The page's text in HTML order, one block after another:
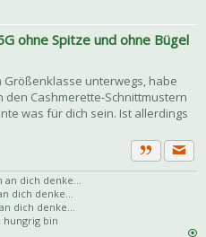
ohne Spitze und ohne Bügel
unterwegs, habe
den Cashmerette-Schnittmustern
was für dich sein. Ist allerdings
Zitat
dich denke...
dich denke...
dich denke...
hungrig bin